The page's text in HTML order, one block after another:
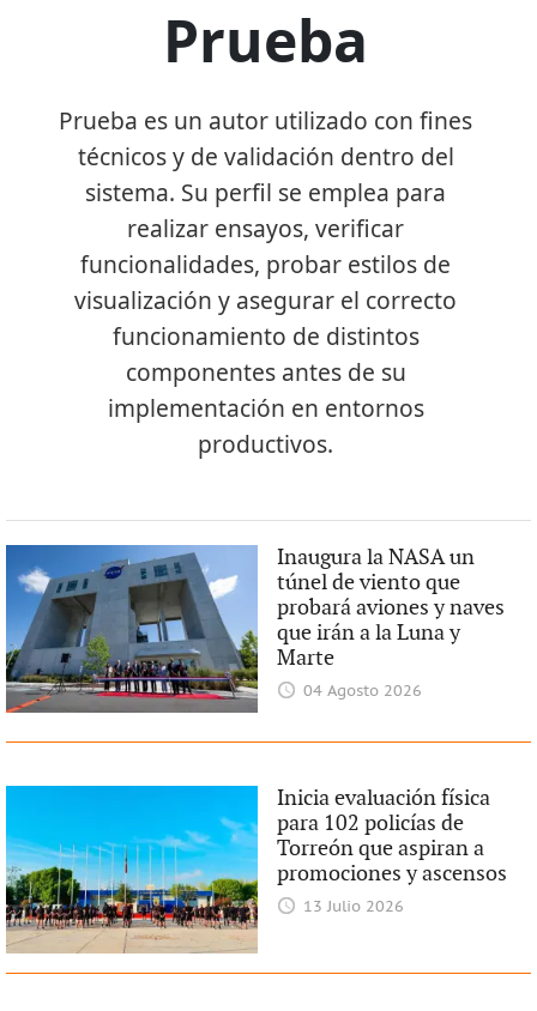
Prueba
Prueba es un autor utilizado con fines
técnicos y de validación dentro del
sistema. Su perfil se emplea para
realizar ensayos, verificar
funcionalidades, probar estilos de
visualización y asegurar el correcto
funcionamiento de distintos
componentes antes de su
implementación en entornos
productivos.
Inaugura la NASA un
túnel de viento que
probará aviones y naves
que irán a la Luna y
Marte
04 Agosto 2026
Inicia evaluación física
para 102 policías de
Torreón que aspiran a
promociones y ascensos
13 Julio 2026